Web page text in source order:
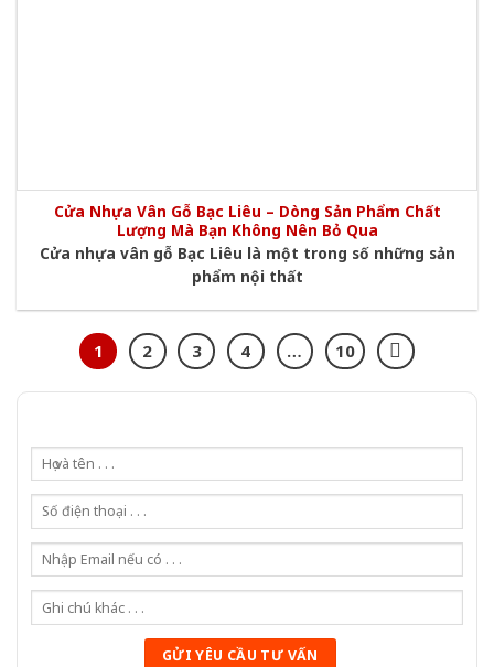
Cửa Nhựa Vân Gỗ Bạc Liêu – Dòng Sản Phẩm Chất
Lượng Mà Bạn Không Nên Bỏ Qua
Cửa nhựa vân gỗ Bạc Liêu là một trong số những sản
phẩm nội thất
1 2 3 4 … 10